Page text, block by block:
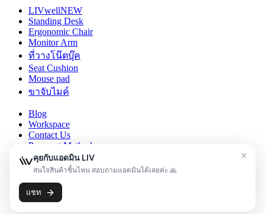
LIVwellNEW
Standing Desk
Ergonomic Chair
Monitor Arm
ที่วางโน๊ตบุ๊ค
Seat Cushion
Mouse pad
ขาจับไมค์
Blog
Workspace
Contact Us
Payment Method
Shipping
Warranty
Returns claims
Login / Register